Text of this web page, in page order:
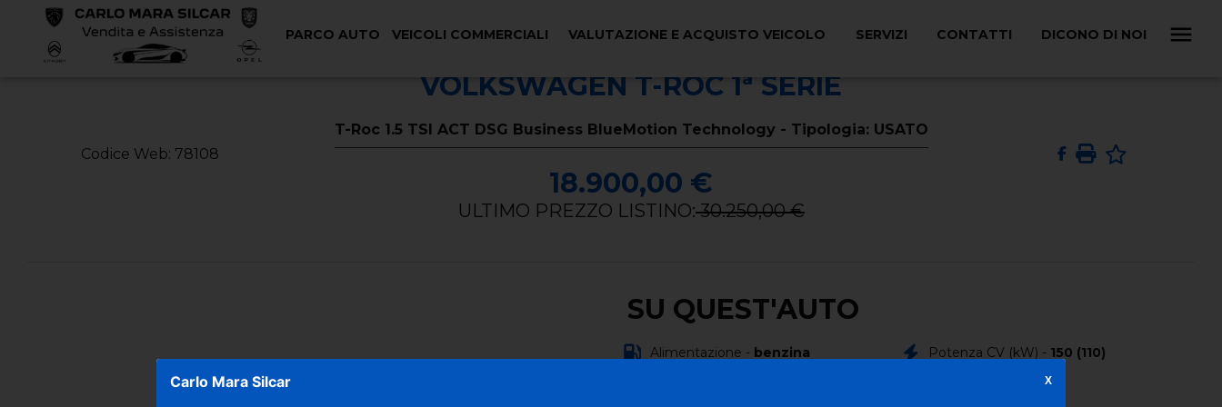
PARCO AUTO VEICOLI COMMERCIALI VALUTAZIONE E ACQUISTO VEICOLO SERVIZI CONTATTI DICONO DI NOI
< Torna Indietro
Codice Web: 78108
VOLKSWAGEN T-ROC 1ª SERIE
T-Roc 1.5 TSI ACT DSG Business BlueMotion Technology - Tipologia: USATO
18.900,00 €
ULTIMO PREZZO LISTINO:30.250,00 €
SU QUEST'AUTO
Alimentazione - benzina Potenza CV (kW) - 150 (110)
Carlo Mara Silcar X